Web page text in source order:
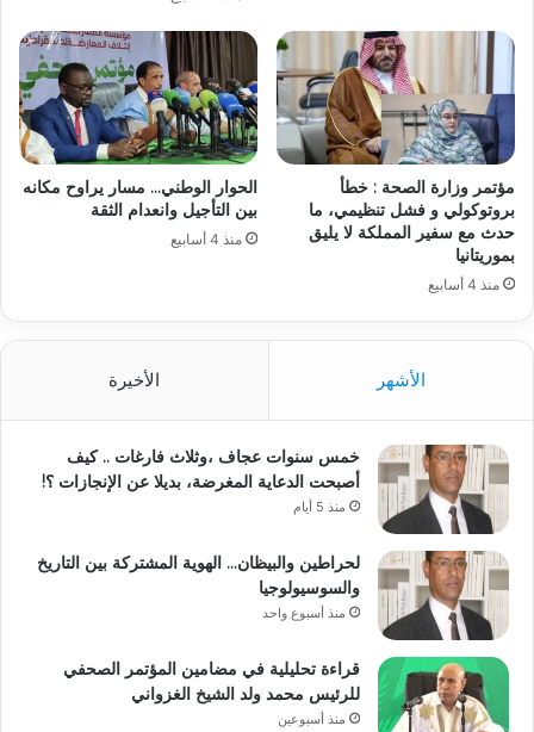
مؤتمر وزارة الصحة : خطأ
بروتوكولي و فشل تنظيمي، ما
حدث مع سفير المملكة لا يليق
بموريتانيا
منذ 4 أسابيع
الحوار الوطني… مسار يراوح مكانه
بين التأجيل وانعدام الثقة
منذ 4 أسابيع
الأشهر الأخيرة
خمس سنوات عجاف ،وثلاث فارغات .. كيف
أصبحت الدعاية المغرضة، بديلا عن الإنجازات ؟!
منذ 5 أيام
لحراطين والبيظان… الهوية المشتركة بين التاريخ
والسوسيولوجيا
منذ أسبوع واحد
قراءة تحليلية في مضامين المؤتمر الصحفي
للرئيس محمد ولد الشيخ الغزواني
منذ أسبوعين